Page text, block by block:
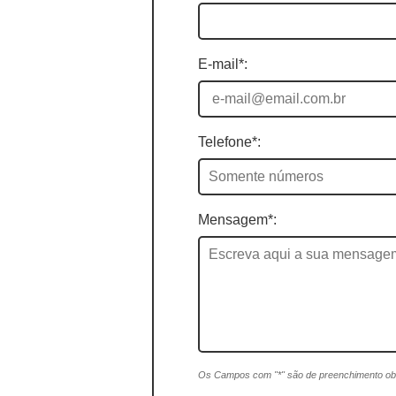
E-mail*:
Telefone*:
Mensagem*:
Os Campos com "*" são de preenchimento